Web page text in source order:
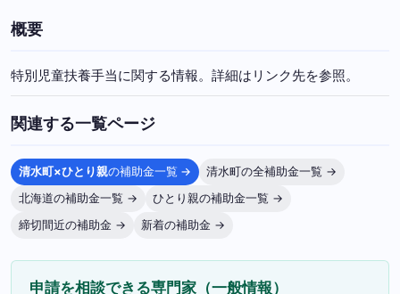
概要
特別児童扶養手当に関する情報。詳細はリンク先を参照。
関連する一覧ページ
清水町×ひとり親の補助金一覧 →
清水町の全補助金一覧 →
北海道の補助金一覧 →
ひとり親の補助金一覧 →
締切間近の補助金 →
新着の補助金 →
申請を相談できる専門家（一般情報）